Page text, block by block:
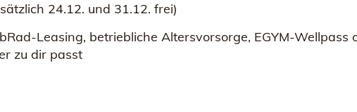
24.12. und 31.12. frei)
Leasing, betriebliche Altersvorsorge, EGYM-
zu dir passt